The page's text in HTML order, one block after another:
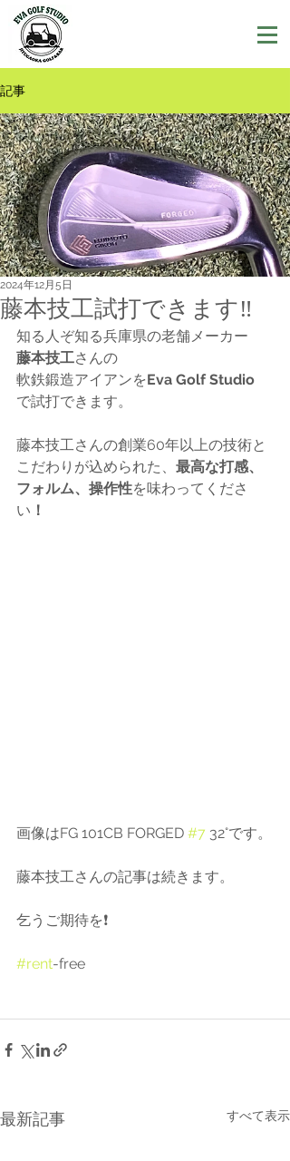
記事
藤本技工試打できます‼️
2024年12月5日
知る人ぞ知る兵庫県の老舗メーカー
藤本技工さんの
軟鉄鍛造アイアンをEva Golf Studio
で試打できます。
藤本技工さんの創業60年以上の技術と
こだわりが込められた、 最高な打感、
フォルム、操作性を味わってくださ
い ！
画像はFG 101CB FORGED #7 32°です。
藤本技工さんの記事は続きます。
乞うご期待を❗️
#rent-free
最新記事 すべて表示